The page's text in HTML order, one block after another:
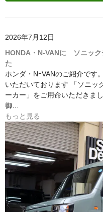
2026年7月12日
HONDA・N-VANに ソニック
た
ホンダ・NｰVANのご紹介です
いただいております 「ソニッ
ーカー」をご用命いただきま
御…
もっと見る